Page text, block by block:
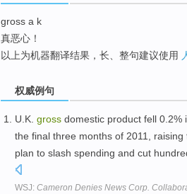
gross a k
真恶心！
以上为机器翻译结果，长、整句建议使用
权威例句
U.K. gross domestic product fell
the final three months of 2011,
plan to slash spending and cut
WSJ: Cameron Denies News Corp.